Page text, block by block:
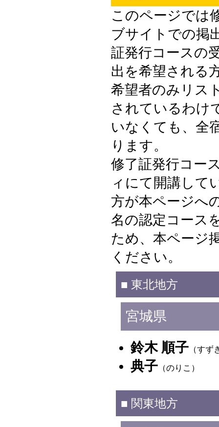
このページでは
ブサイトでの掲
証発行コースの
出を希望される
希望者のみリス
されているわけ
いなくても、全
ります。
修了証発行コー
ィにて開講して
方が本ページへ
名の認定コース
ため、本ページ
ください。
■ 東北地方
宮城県
鈴木 順子 （すず
典子 （のりこ）
■ 関東地方